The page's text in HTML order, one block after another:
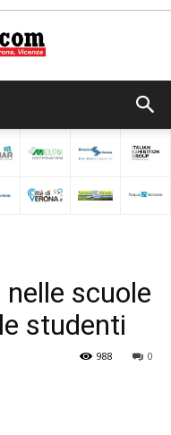
scuole
studenti
0
988